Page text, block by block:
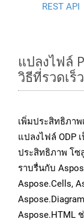
REST API
แปลงไฟล์
วิธีที่รวดเร็
เพิ่มประสิทธิภา
แปลงไฟล์ ODP
ประสิทธิภาพ โซ
ราบรื่นกับ
Aspose.Cells,
Aspose.HTML